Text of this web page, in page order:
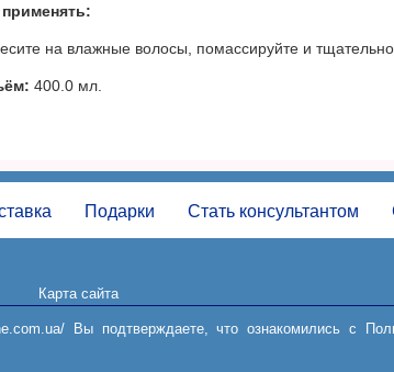
применять:
на влажные волосы, помассируйте и тщательно
400.0 мл.
Подарки Стать консультантом
Карта сайта
Вы подтверждаете, что ознакомились с